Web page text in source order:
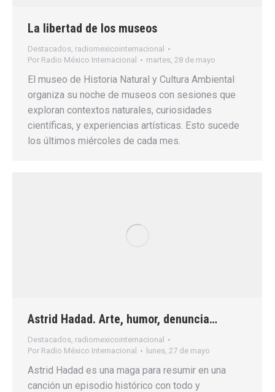
La libertad de los museos
Destacados radiomexicointernacional
Por Radio México Internacional martes, 28 de mayo
El museo de Historia Natural y Cultura Ambiental
organiza su noche de museos con sesiones que
exploran contextos naturales, curiosidades
científicas, y experiencias artísticas. Esto sucede
los últimos miércoles de cada mes.
Astrid Hadad. Arte, humor, denuncia…
Destacados radiomexicointernacional
Por Radio México Internacional lunes, 27 de mayo
Astrid Hadad es una maga para resumir en una
canción un episodio histórico con todo y